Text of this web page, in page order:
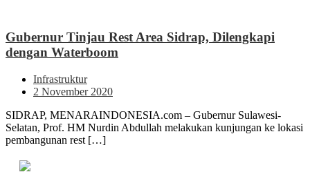
Gubernur Tinjau Rest Area Sidrap, Dilengkapi
dengan Waterboom
Infrastruktur
2 November 2020
SIDRAP, MENARAINDONESIA.com – Gubernur Sulawesi-
Selatan, Prof. HM Nurdin Abdullah melakukan kunjungan ke lokasi
pembangunan rest […]